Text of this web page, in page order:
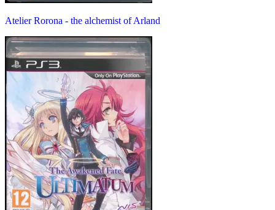
Atelier Rorona - the alchemist of Arland